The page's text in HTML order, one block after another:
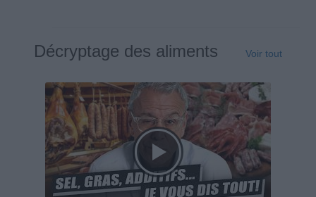
Décryptage des aliments Voir tout